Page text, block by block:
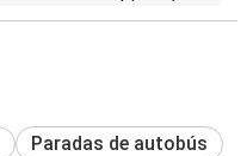
Paradas de autobús